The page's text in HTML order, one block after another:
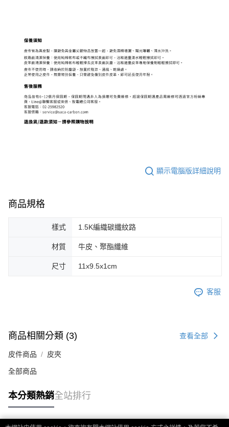
顯示電腦版詳細說明
商品規格
樣式 1.5K編織碳纖紋路
材質 牛皮、聚酯纖維
尺寸 11x9.5x1cm
客服
商品相關分類 (3) 查看全部
皮件商品 皮夾
全部商品
本分類熱銷全站排行